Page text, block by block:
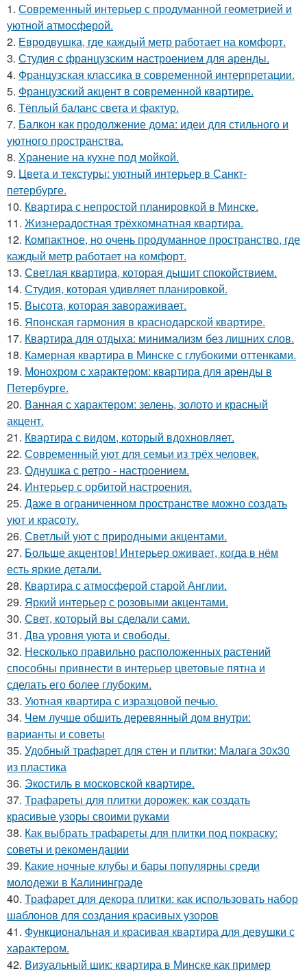
1. Современный интерьер с продуманной геометрией и
уютной атмосферой.
2. Евродвушка, где каждый метр работает на комфорт.
3. Студия с французским настроением для аренды.
4. Французская классика в современной интерпретации.
5. Французский акцент в современной квартире.
6. Тёплый баланс света и фактур.
7. Балкон как продолжение дома: идеи для стильного и
уютного пространства.
8. Хранение на кухне под мойкой.
9. Цвета и текстуры: уютный интерьер в Санкт-
петербурге.
10. Квартира с непростой планировкой в Минске.
11. Жизнерадостная трёхкомнатная квартира.
12. Компактное, но очень продуманное пространство, где
каждый метр работает на комфорт.
13. Светлая квартира, которая дышит спокойствием.
14. Студия, которая удивляет планировкой.
15. Высота, которая завораживает.
16. Японская гармония в краснодарской квартире.
17. Квартира для отдыха: минимализм без лишних слов.
18. Камерная квартира в Минске с глубокими оттенками.
19. Монохром с характером: квартира для аренды в
Петербурге.
20. Ванная с характером: зелень, золото и красный
акцент.
21. Квартира с видом, который вдохновляет.
22. Современный уют для семьи из трёх человек.
23. Однушка с ретро - настроением.
24. Интерьер с орбитой настроения.
25. Даже в ограниченном пространстве можно создать
уют и красоту.
26. Светлый уют с природными акцентами.
27. Больше акцентов! Интерьер оживает, когда в нём
есть яркие детали.
28. Квартира с атмосферой старой Англии.
29. Яркий интерьер с розовыми акцентами.
30. Свет, который вы сделали сами.
31. Два уровня уюта и свободы.
32. Несколько правильно расположенных растений
способны привнести в интерьер цветовые пятна и
сделать его более глубоким.
33. Уютная квартира с изразцовой печью.
34. Чем лучше обшить деревянный дом внутри:
варианты и советы
35. Удобный трафарет для стен и плитки: Малага 30х30
из пластика
36. Экостиль в московской квартире.
37. Трафареты для плитки дорожек: как создать
красивые узоры своими руками
38. Как выбрать трафареты для плитки под покраску:
советы и рекомендации
39. Какие ночные клубы и бары популярны среди
молодежи в Калининграде
40. Трафарет для декора плитки: как использовать набор
шаблонов для создания красивых узоров
41. Функциональная и красивая квартира для девушки с
характером.
42. Визуальный шик: квартира в Минске как пример